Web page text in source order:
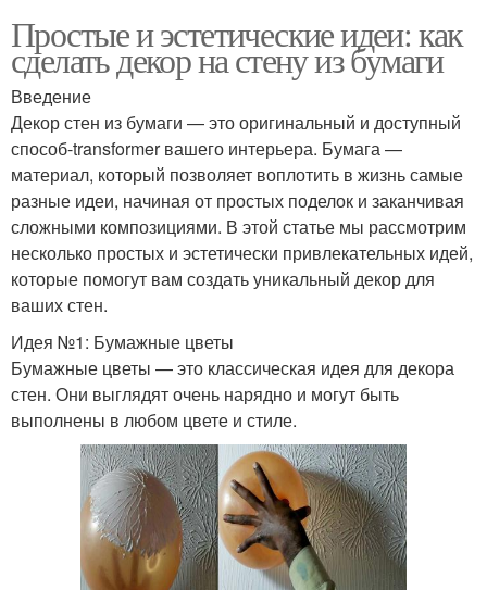
Простые и эстетические идеи: как
сделать декор на стену из бумаги
Введение
Декор стен из бумаги — это оригинальный и доступный
способ-transformer вашего интерьера. Бумага —
материал, который позволяет воплотить в жизнь самые
разные идеи, начиная от простых поделок и заканчивая
сложными композициями. В этой статье мы рассмотрим
несколько простых и эстетически привлекательных идей,
которые помогут вам создать уникальный декор для
ваших стен.
Идея №1: Бумажные цветы
Бумажные цветы — это классическая идея для декора
стен. Они выглядят очень нарядно и могут быть
выполнены в любом цвете и стиле.